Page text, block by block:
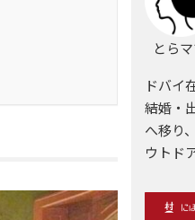
とら
ドバイ
結婚・
へ移り
ウトド